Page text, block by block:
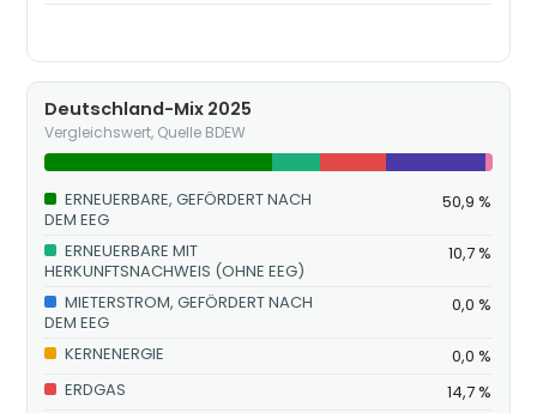
Deutschland-Mix 2025
Vergleichswert, Quelle BDEW
ERNEUERBARE, GEFÖRDERT NACH
DEM EEG
50,9 %
ERNEUERBARE MIT
HERKUNFTSNACHWEIS (OHNE EEG)
10,7 %
MIETERSTROM, GEFÖRDERT NACH
DEM EEG
0,0 %
KERNENERGIE
0,0 %
ERDGAS
14,7 %